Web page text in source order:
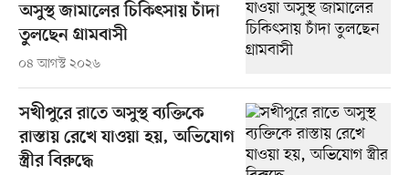
অসুস্থ জামালের চিকিৎসায় চাঁদা
তুলছেন গ্রামবাসী
০৪ আগস্ট ২০২৬
সখীপুরে রাতে অসুস্থ ব্যক্তিকে
রাস্তায় রেখে যাওয়া হয়, অভিযোগ
স্ত্রীর বিরুদ্ধে